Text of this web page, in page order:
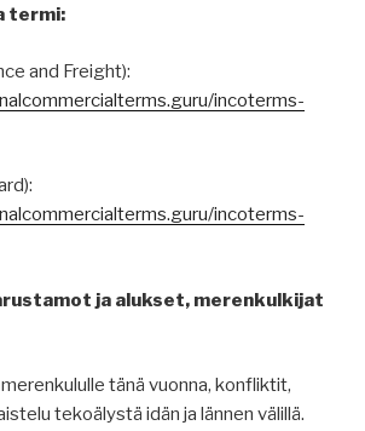
termi:
and Freight):
incoterms-
incoterms-
ja alukset, merenkulkijat
tänä vuonna, konfliktit,
tekoälystä idän ja lännen välillä.